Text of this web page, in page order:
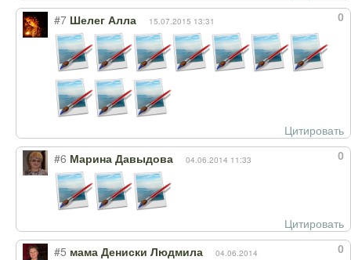
0
#7 Шелег Алла 15.07.2015 13:31
Цитировать
0
#6 Марина Давыдова 04.06.2014 11:33
Цитировать
0
#5 мама Дениски Людмила
04.06.2014